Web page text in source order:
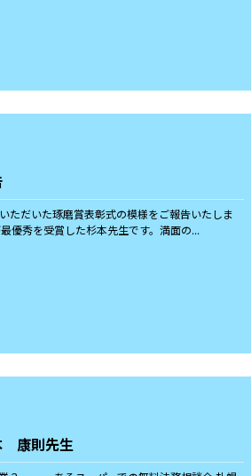
ただいた琢磨賞表彰式の模様をご報告いたしま
優秀を受賞した杉本先生です。満面の...
康則先生